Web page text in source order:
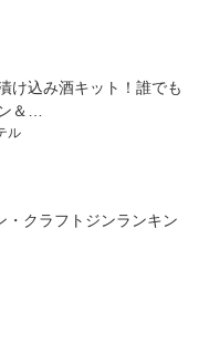
け込み酒キット！誰でも
＆…
ル
・クラフトジンランキン